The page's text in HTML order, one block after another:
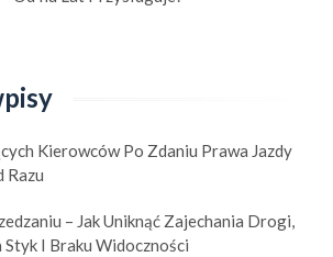
Kierowców Po Zdaniu Prawa Jazdy
Razu
– Jak Uniknąć Zajechania Drogi,
I Braku Widoczności